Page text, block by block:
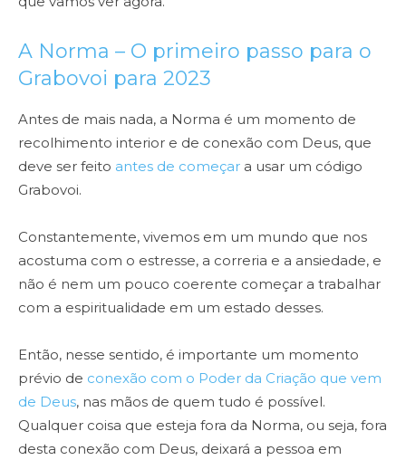
A Norma – O primeiro passo para o
Grabovoi para 2023
Antes de mais nada, a Norma é um momento de
recolhimento interior e de conexão com Deus, que
deve ser feito antes de começar a usar um código
Grabovoi.
Constantemente, vivemos em um mundo que nos
acostuma com o estresse, a correria e a ansiedade, e
não é nem um pouco coerente começar a trabalhar
com a espiritualidade em um estado desses.
Então, nesse sentido, é importante um momento
prévio de conexão com o Poder da Criação que vem
de Deus, nas mãos de quem tudo é possível.
Qualquer coisa que esteja fora da Norma, ou seja, fora
desta conexão com Deus, deixará a pessoa em